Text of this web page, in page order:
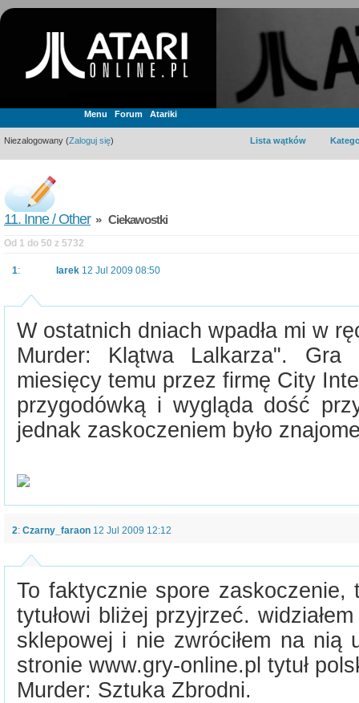
Menu Forum Atariki
Niezalogowany (Zaloguj się) Lista wątków
11. Inne / Other» Ciekawostki
Od 1 do 50 z 5732
1: larek 12 Jul 2009 08:50
W ostatnich dniach wpadła mi w
Murder: Klątwa Lalkarza". Gra
miesięcy temu przez firmę City
przygodówką i wygląda dość
jednak zaskoczeniem było
2: Czarny_faraon 12 Jul 2009 12:12
To faktycznie spore zaskoczenie,
tytułowi bliżej przyjrzeć.
sklepowej i nie zwróciłem na nią
stronie www.gry-online.pl tytuł
Murder: Sztuka Zbrodni.